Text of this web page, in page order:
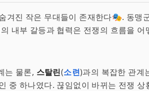
겨진 작은 무대들이 존재한다🎭. 동맹
내부 갈등과 협력은 전쟁의 흐름을 어
는 물론, 스탈린(소련)과의 복잡한 관계
중 하나였다. 끊임없이 바뀌는 전쟁 상